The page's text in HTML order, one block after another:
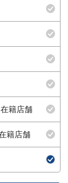
籍店舗
籍店舗